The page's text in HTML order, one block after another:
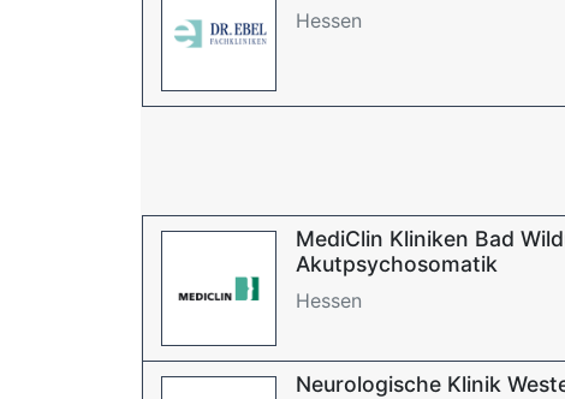
Hessen
MediClin Kliniken Bad
Akutpsychosomatik
Hessen
Neurologische Klinik